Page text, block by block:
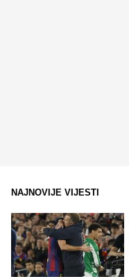
NAJNOVIJE VIJESTI